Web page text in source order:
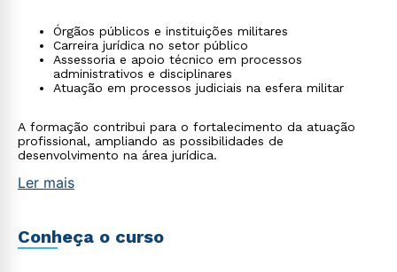
Órgãos públicos e instituições militares
Carreira jurídica no setor público
Assessoria e apoio técnico em processos
administrativos e disciplinares
Atuação em processos judiciais na esfera militar
A formação contribui para o fortalecimento da atuação
profissional, ampliando as possibilidades de
desenvolvimento na área jurídica.
Ler mais
Conheça o curso